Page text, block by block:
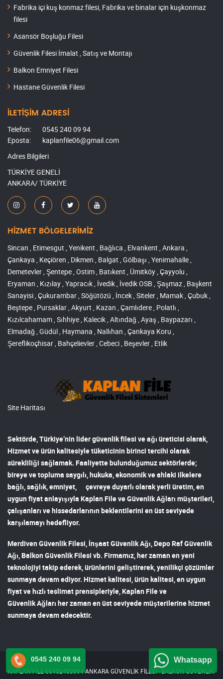
Fabrika içi kuş konmaz filesi, Fabrika ve binalar için kuşkonmaz
filesi
Asansör Boşluğu Filesi
Güvenlik Filesi İmalat , Satış ve Montajı
Balkon Emniyet Filesi
Hastane Güvenlik Filesi
İLETİŞİM ADRESİ
Telefon:
0545 240 09 94
Eposta:
kaplanfile06@gmail.com
Adres Bilgileri
TÜRKİYE GENELİ
ANKARA/ TÜRKİYE
HİZMET BÖLGELERİMİZ
Sincan , Etimesgut , Yenikent , Bağlıca , Elvankent , Ankara ,
Çankaya , Keçiören , Dikmen , Balgat , Gölbaşı , Yenimahalle ,
Demetevler , Şentepe , Ostim , Batıkent , Ümitköy , Çayyolu ,
Eryaman , Kızılay , Yapracık , İvedik , İvedik OSB , Şaşmaz , Başkent
Sanayisi , Çukurambar , Söğütözü , İncek , Siteler , Mamak , Çubuk ,
Beştepe , Pursaklar , Akyurt , Kazan , Çamlıdere , Polatlı ,
Kızılcahamam , Sıhhiye , Kalecik , Altındağ , Ayaş , Baypazarı ,
Elmadağ , Güdül , Haymana , Nallıhan , Çankaya Koru ,
Şereflikoçhisar , Bahçelievler , Cebeci , Beşevler , Etlik
Site Haritası
Sektörde, Türkiye’nin lidergüvenlik filesi ve ağı üreticisi olarak,
Hizmet ve ürün kalitesiyle tüketicinin birinci tercihi olarak
sürekliliği sağlamak. Faaliyette bulunduğumuz sektörlerde;
bireye ve topluma saygılı, hukuka, ekonomik ve ahlaki ilkelere
bağlı, sağlık, emniyet, çevreye duyarlı olarak yerli üretim, en
uygun fiyat anlayışıyla Kaplan File ve Güvenlik Ağları müşterileri,
çalışanları ve hissedarlarının beklentilerini en üst seviyede
karşılamayı hedefliyor.
Merdiven Güvenlik Filesi, İnşaat Güvenlik Ağı, Depo Raf Güvenlik
Ağı, Balkon Güvenlik Filesi vb. Firmamız, her zaman en yeni
teknolojiyi takip ederek, ürünlerini geliştirerek, yenilikçi çözümler
sunmaya devam ediyor. Hizmet kalitesi, ürün kalitesi, en uygun
fiyat ve hızlı teslimat prensipleriyle, Kaplan File ve
Güvenlik Ağları her zaman en üst seviyede müşterilerine hizmet
sunmaya devam edecektir.
KAPLAN FİLE 05452400994 ANKARA GÜVENLİK FİLESİ - BALKON GÜVENLİK
0545 240 09 94 Whatsapp